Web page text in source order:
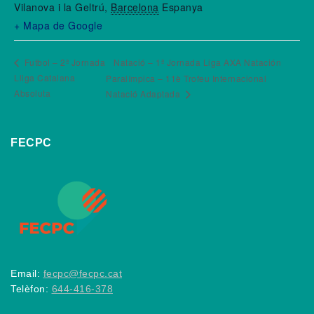
Vilanova i la Geltrú, Barcelona Espanya
+ Mapa de Google
Futbol – 2ª Jornada
Lliga Catalana
Absoluta
Natació – 1ª Jornada Liga AXA Natación
Paralímpica – 11è Trofeu Internacional
Natació Adaptada
FECPC
Email: fecpc@fecpc.cat
Telèfon: 644-416-378